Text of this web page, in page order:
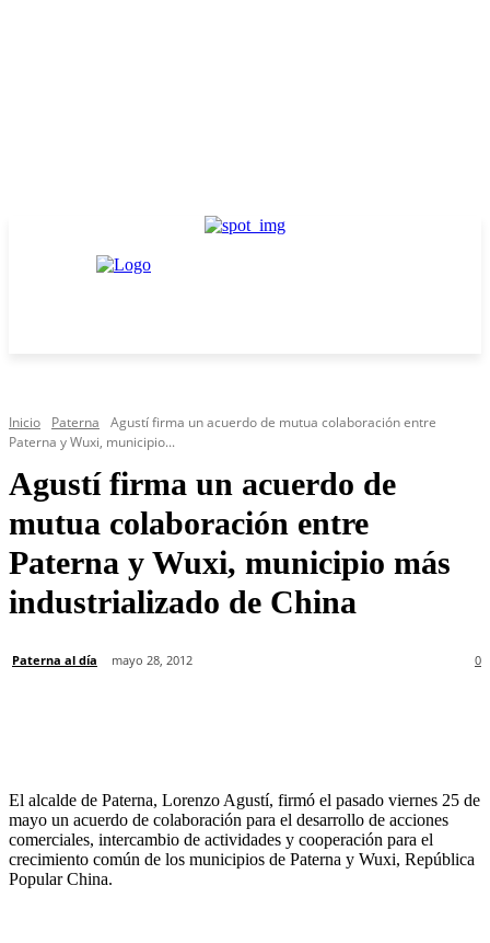
Inicio Paterna
Agustí firma un acuerdo de mutua colaboración entre
Paterna y Wuxi, municipio...
Agustí firma un acuerdo de
mutua colaboración entre
Paterna y Wuxi, municipio más
industrializado de China
Paterna al día mayo 28, 2012 0
El alcalde de Paterna, Lorenzo Agustí, firmó el pasado viernes 25 de
mayo un acuerdo de colaboración para el desarrollo de acciones
comerciales, intercambio de actividades y cooperación para el
crecimiento común de los municipios de Paterna y Wuxi, República
Popular China.